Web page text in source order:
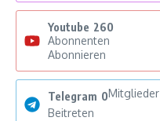
Youtube 260
Abonnenten
Abonnieren
Telegram 0Mitglieder
Beitreten